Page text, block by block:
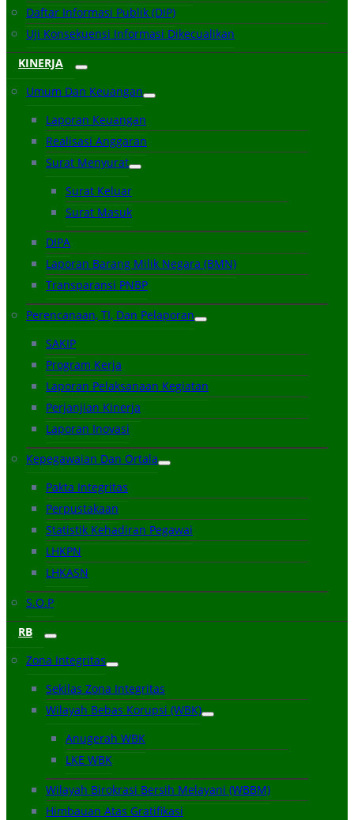
Daftar Informasi Publik (DIP)
Uji Konsekuensi Informasi Dikecualikan
KINERJA
Umum Dan Keuangan
Laporan Keuangan
Realisasi Anggaran
Surat Menyurat
Surat Keluar
Surat Masuk
DIPA
Laporan Barang Milik Negara (BMN)
Transparansi PNBP
Perencanaan, TI, Dan Pelaporan
SAKIP
Program Kerja
Laporan Pelaksanaan Kegiatan
Perjanjian Kinerja
Laporan Inovasi
Kepegawaian Dan Ortala
Pakta Integritas
Perpustakaan
Statistik Kehadiran Pegawai
LHKPN
LHKASN
S.O.P
RB
Zona Integritas
Sekilas Zona Integritas
Wilayah Bebas Korupsi (WBK)
Anugerah WBK
LKE WBK
Wilayah Birokrasi Bersih Melayani (WBBM)
Himbauan Atas Gratifikasi